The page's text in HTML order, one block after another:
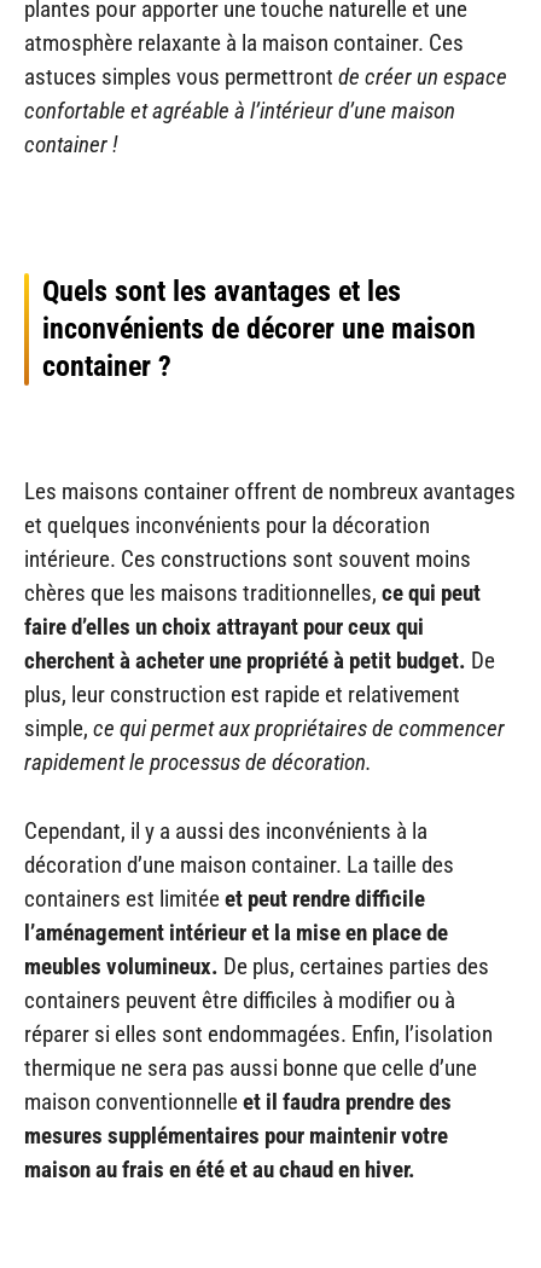
plantes pour apporter une touche naturelle et une
atmosphère relaxante à la maison container. Ces
astuces simples vous permettront de créer un espace
confortable et agréable à l’intérieur d’une maison
container !
Quels sont les avantages et les
inconvénients de décorer une maison
container ?
Les maisons container offrent de nombreux avantages
et quelques inconvénients pour la décoration
intérieure. Ces constructions sont souvent moins
chères que les maisons traditionnelles, ce qui peut
faire d’elles un choix attrayant pour ceux qui
cherchent à acheter une propriété à petit budget. De
plus, leur construction est rapide et relativement
simple, ce qui permet aux propriétaires de commencer
rapidement le processus de décoration.
Cependant, il y a aussi des inconvénients à la
décoration d’une maison container. La taille des
containers est limitéeet peut rendre difficile
l’aménagement intérieur et la mise en place de
meubles volumineux. De plus, certaines parties des
containers peuvent être difficiles à modifier ou à
réparer si elles sont endommagées. Enfin, l’isolation
thermique ne sera pas aussi bonne que celle d’une
maison conventionnelleet il faudra prendre des
mesures supplémentaires pour maintenir votre
maison au frais en été et au chaud en hiver.